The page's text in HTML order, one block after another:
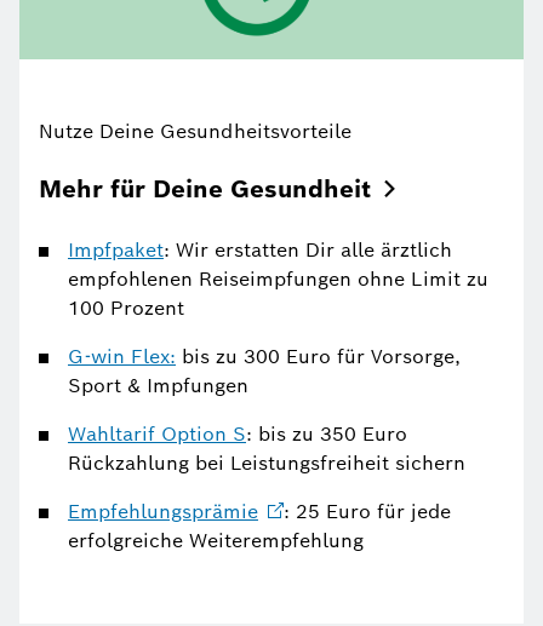
Nutze Deine Gesundheitsvorteile
Mehr für Deine Gesundheit
Impfpaket: Wir erstatten Dir alle ärztlich
empfohlenen Reiseimpfungen ohne Limit zu
100 Prozent
G-win Flex: bis zu 300 Euro für Vorsorge,
Sport & Impfungen
Wahltarif Option S: bis zu 350 Euro
Rückzahlung bei Leistungsfreiheit sichern
Empfehlungsprämie
: 25 Euro für jede
erfolgreiche Weiterempfehlung